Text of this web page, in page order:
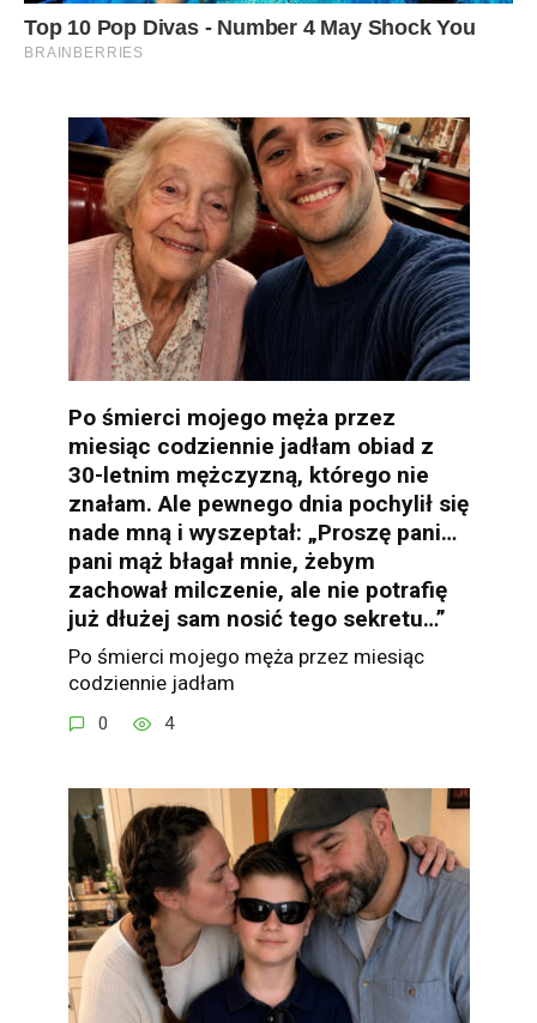
Po śmierci mojego męża przez
miesiąc codziennie jadłam obiad z
30-letnim mężczyzną, którego nie
znałam. Ale pewnego dnia pochylił się
nade mną i wyszeptał: „Proszę pani…
pani mąż błagał mnie, żebym
zachował milczenie, ale nie potrafię
już dłużej sam nosić tego sekretu…”
Po śmierci mojego męża przez miesiąc
codziennie jadłam
0 4